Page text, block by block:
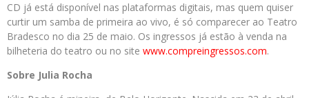
CD já está disponível nas plataformas digitais, mas quem quiser
curtir um samba de primeira ao vivo, é só comparecer ao Teatro
Bradesco no dia 25 de maio. Os ingressos já estão à venda na
bilheteria do teatro ou no site www.compreingressos.com.
Sobre Julia Rocha